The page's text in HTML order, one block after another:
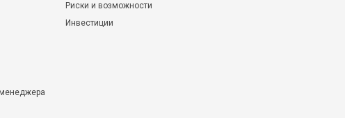
Риски и возможности
Инвестиции